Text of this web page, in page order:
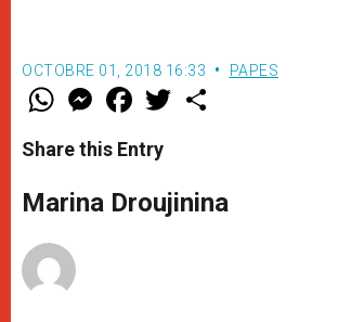
OCTOBRE 01, 2018 16:33 PAPES
W
t
s
p
p
M
e
s
e
g
e
F
a
e
b
o
k
w
r
Share this Entry
Marina Droujinina